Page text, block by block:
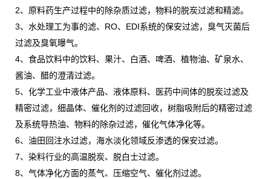
2、原料药生产过程中的除杂质过滤，物料的脱炭过滤和精滤。
3、水处理工为事的滤、RO、EDI系统的保安过滤，臭气灭菌后
过滤及臭氧曝气。
4、食品饮料中的饮料、果汁、白酒、啤酒、植物油、矿泉水、
酱油、醋的澄清过滤。
5、化学工业中液体产品、液体原料、医药中间体的脱炭过滤及
精密过滤，细晶体、催化剂的过滤回收，树脂吸附后的精密过滤
及系统导热油、物料的除杂过滤，催化气体净化等。
6、油田回注水过滤，海水淡化领域反渗透的保安过滤。
7、染料行业的高温脱炭、脱白士过滤。
8、气体净化方面的蒸气、压缩空气、催化剂过滤。